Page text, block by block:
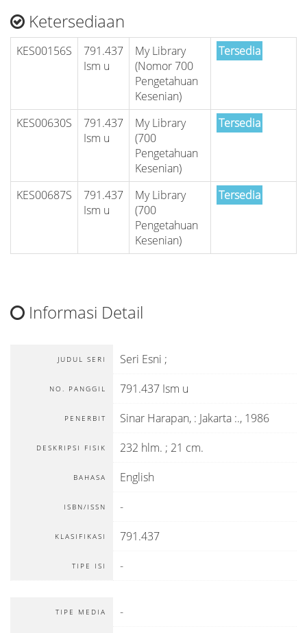
Ketersediaan
KES00156S
791.437
Ism u
My Library
(Nomor 700
Pengetahuan
Kesenian)
Tersedia
KES00630S
791.437
Ism u
My Library
(700
Pengetahuan
Kesenian)
Tersedia
KES00687S
791.437
Ism u
My Library
(700
Pengetahuan
Kesenian)
Tersedia
Informasi Detail
JUDUL SERI Seri Esni ;
NO. PANGGIL 791.437 Ism u
PENERBIT Sinar Harapan, : Jakarta :., 1986
DESKRIPSI FISIK 232 hlm. ; 21 cm.
BAHASA English
ISBN/ISSN -
KLASIFIKASI 791.437
TIPE ISI -
TIPE MEDIA -